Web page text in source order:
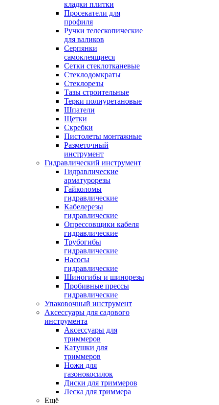
кладки плитки
Просекатели для
профиля
Ручки телескопические
для валиков
Серпянки
самоклеящиеся
Сетки стеклотканевые
Стеклодомкраты
Стеклорезы
Тазы строительные
Терки полиуретановые
Шпатели
Щетки
Скребки
Пистолеты монтажные
Разметочный
инструмент
Гидравлический инструмент
Гидравлические
арматурорезы
Гайколомы
гидравлические
Кабелерезы
гидравлические
Опрессовщики кабеля
гидравлические
Трубогибы
гидравлические
Насосы
гидравлические
Шиногибы и шинорезы
Пробивные прессы
гидравлические
Упаковочный инструмент
Аксессуары для садового
инструмента
Аксессуары для
триммеров
Катушки для
триммеров
Ножи для
газонокосилок
Диски для триммеров
Леска для триммера
Ещё